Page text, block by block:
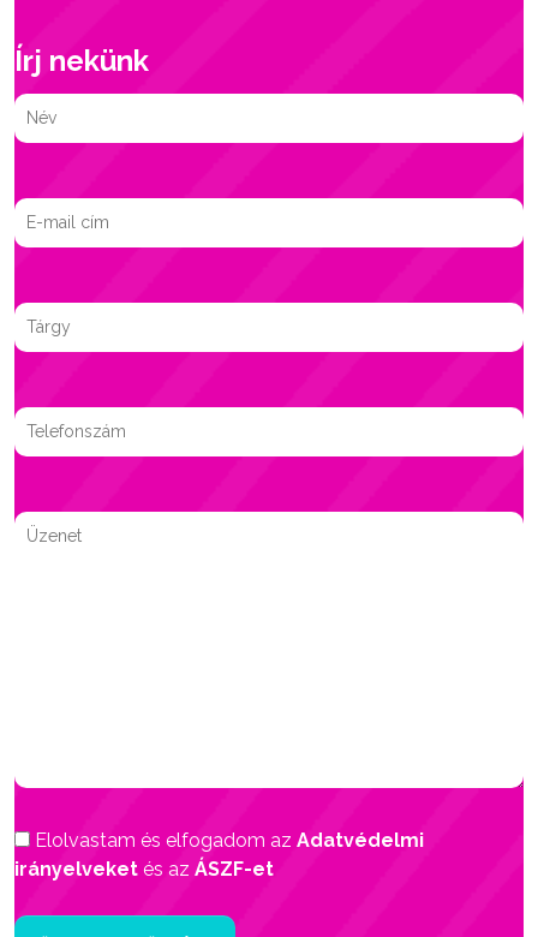
Írj nekünk
Elolvastam és elfogadom az Adatvédelmi
irányelveket és az ÁSZF-et